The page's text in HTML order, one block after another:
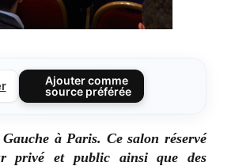
Ajouter comme
source préférée
à Paris. Ce salon réservé
privé et public ainsi que des